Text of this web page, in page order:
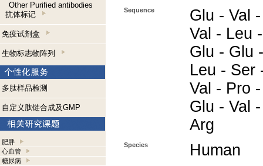
Other Purified antibodies
抗体标记
免疫试剂盒
生物标志物阵列
多肽样品检测
自定义肽链合成及GMP
肥胖
心血管
糖尿病
Sequence
Glu - Val
Val - Leu
Glu - Glu
Leu - Ser
Val - Pro
Glu - Val
Arg
Species Human